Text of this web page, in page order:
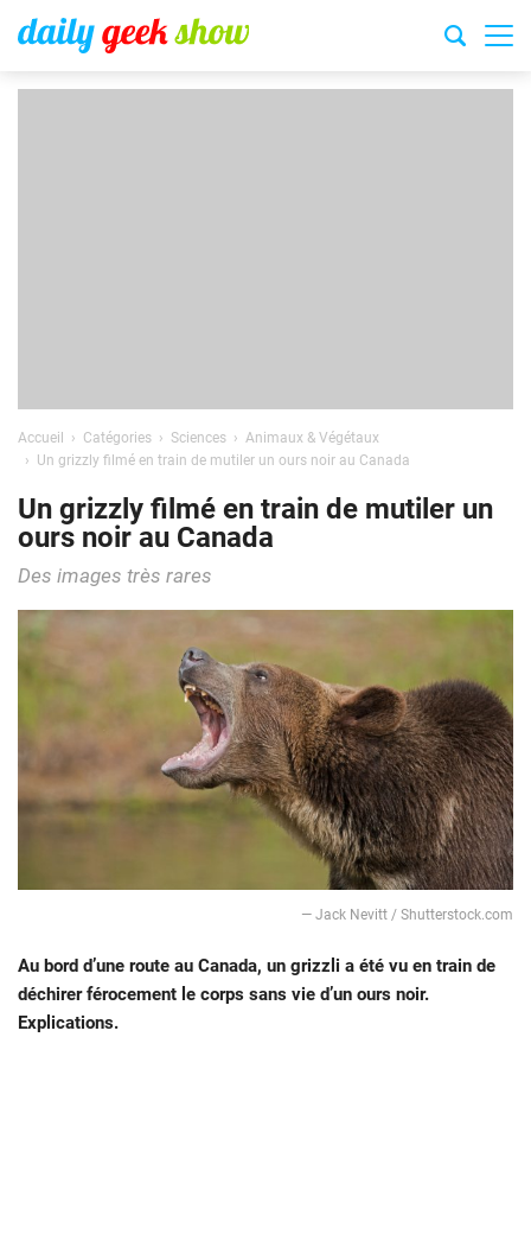
Accueil Catégories Sciences
Animaux & Végétaux
Un grizzly filmé en train de mutiler un ours noir au Canada
Un grizzly filmé en train de mutiler un
ours noir au Canada
Des images très rares
— Jack Nevitt / Shutterstock.com
Au bord d’une route au Canada, un grizzli a été vu en train de
déchirer férocement le corps sans vie d’un ours noir.
Explications.